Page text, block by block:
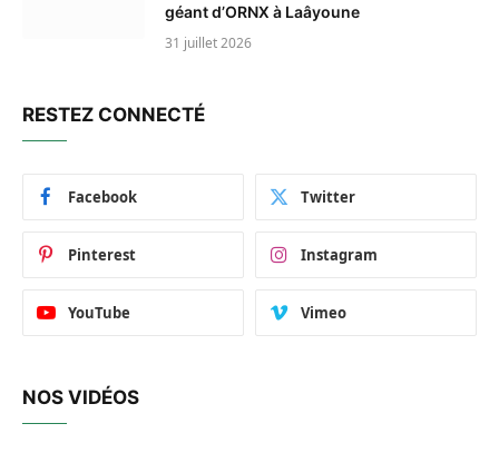
géant d’ORNX à Laâyoune
31 juillet 2026
RESTEZ CONNECTÉ
Facebook Twitter
Pinterest Instagram
YouTube Vimeo
NOS VIDÉOS